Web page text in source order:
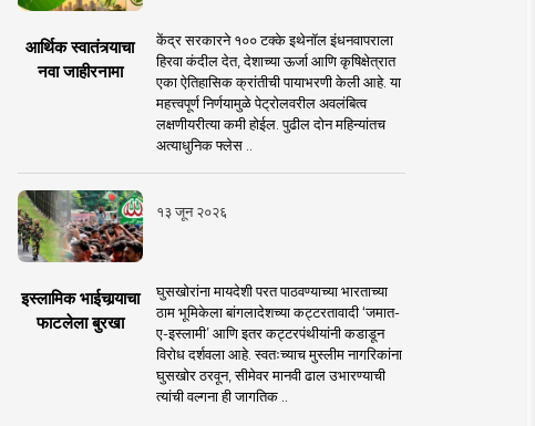
आर्थिक स्वातंत्र्याचा
नवा जाहीरनामा
केंद्र सरकारने १०० टक्के इथेनॉल इंधनवापराला
हिरवा कंदील देत, देशाच्या ऊर्जा आणि कृषिक्षेत्रात
एका ऐतिहासिक क्रांतीची पायाभरणी केली आहे. या
महत्त्वपूर्ण निर्णयामुळे पेट्रोलवरील अवलंबित्व
लक्षणीयरीत्या कमी होईल. पुढील दोन महिन्यांतच
अत्याधुनिक फ्लेस ..
१३ जून २०२६
इस्लामिक भाईचार्‍याचा
फाटलेला बुरखा
घुसखोरांना मायदेशी परत पाठवण्याच्या भारताच्या
ठाम भूमिकेला बांगलादेशच्या कट्टरतावादी ‘जमात-
ए-इस्लामी’ आणि इतर कट्टरपंथीयांनी कडाडून
विरोध दर्शवला आहे. स्वतःच्याच मुस्लीम नागरिकांना
घुसखोर ठरवून, सीमेवर मानवी ढाल उभारण्याची
त्यांची वल्गना ही जागतिक ..